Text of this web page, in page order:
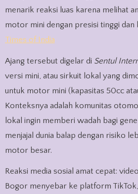
menarik reaksi luas karena melihat
motor mini dengan presisi tinggi dan
Times of India
Ajang tersebut digelar di Sentul
versi mini, atau sirkuit lokal yang
untuk motor mini (kapasitas 50cc
Konteksnya adalah komunitas
lokal ingin memberi wadah bagi
menjajal dunia balap dengan risiko
motor besar.
Reaksi media sosial amat cepat:
Bogor menyebar ke platform